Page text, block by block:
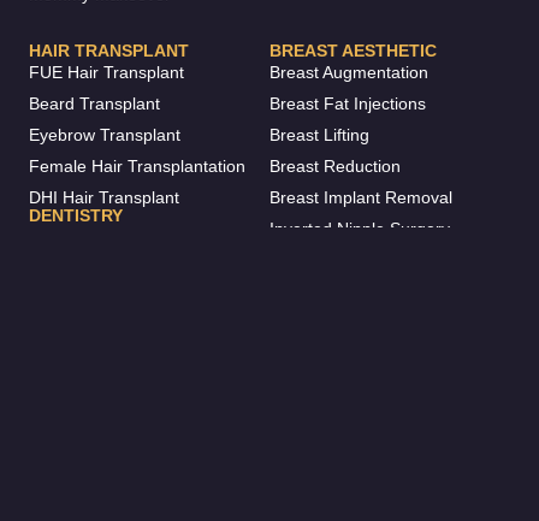
HAIR TRANSPLANT
FUE Hair Transplant
Beard Transplant
Eyebrow Transplant
Female Hair Transplantation
DHI Hair Transplant
DENTISTRY
BREAST AESTHETIC
Breast Augmentation
Breast Fat Injections
Breast Lifting
Breast Reduction
Breast Implant Removal
Inverted Nipple Surgery